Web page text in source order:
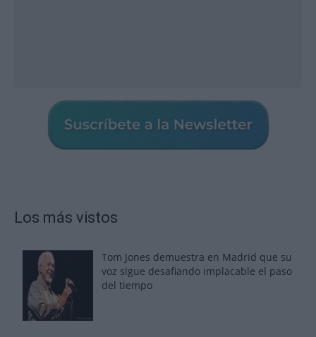
Los más vistos
Tom Jones demuestra en Madrid que su
voz sigue desafiando implacable el paso
del tiempo